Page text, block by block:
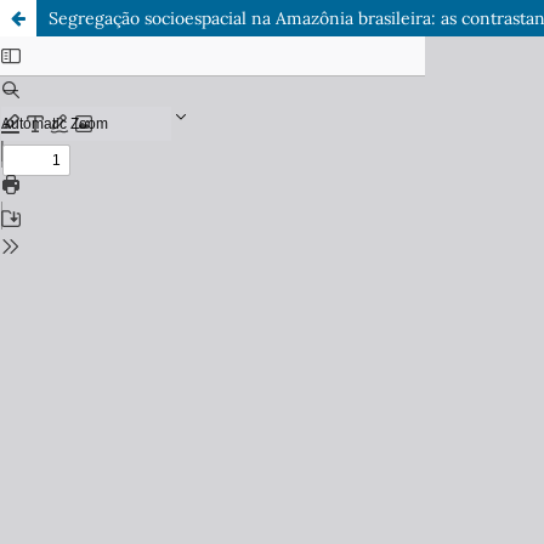
Segregação socioespacial na Amazônia brasileira: as